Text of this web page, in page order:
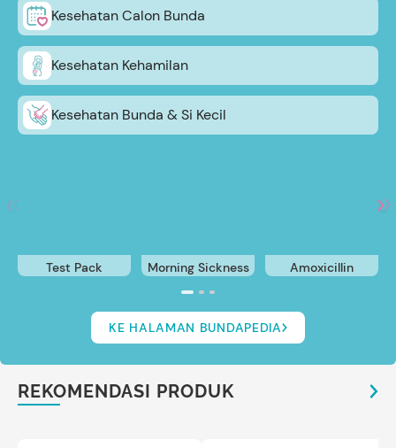
Kesehatan Calon Bunda
Kesehatan Kehamilan
Kesehatan Bunda & Si Kecil
Test Pack Morning Sickness Amoxicillin
KE HALAMAN BUNDAPEDIA
REKOMENDASI PRODUK